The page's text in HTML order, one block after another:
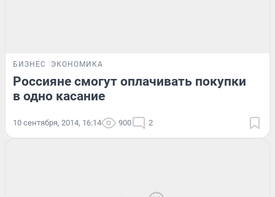
БИЗНЕС ЭКОНОМИКА
Россияне смогут оплачивать покупки
в одно касание
10 сентября, 2014, 16:14 900 2